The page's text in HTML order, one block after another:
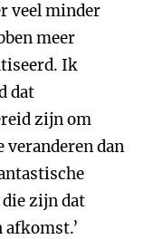
veel minder
meer
Ik
dat
zijn om
veranderen dan
zijn dat